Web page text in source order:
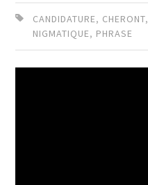
CANDIDATURE, CHERONT,
NIGMATIQUE, PHRASE